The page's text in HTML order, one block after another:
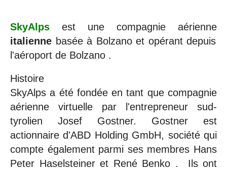
SkyAlps est une compagnie aérienne
italienne basée à Bolzano et opérant depuis
l'aéroport de Bolzano .
Histoire
SkyAlps a été fondée en tant que compagnie
aérienne virtuelle par l'entrepreneur sud-
tyrolien Josef Gostner. Gostner est
actionnaire d'ABD Holding GmbH, société qui
compte également parmi ses membres Hans
Peter Haselsteiner et René Benko . Ils ont